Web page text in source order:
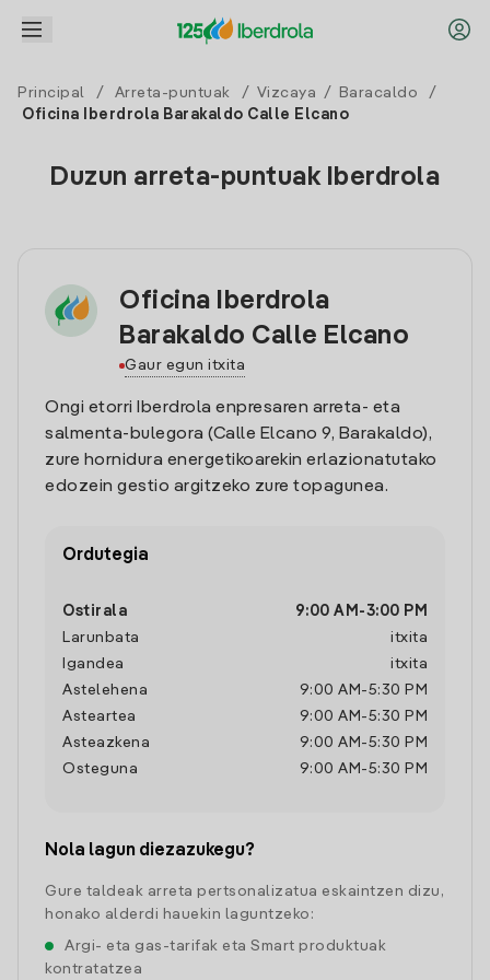
Principal / Arreta-puntuak / Vizcaya / Baracaldo
/
Oficina Iberdrola Barakaldo Calle Elcano
Duzun arreta-puntuak Iberdrola
Oficina Iberdrola
Barakaldo Calle Elcano
Gaur egun itxita
Ongi etorri Iberdrola enpresaren arreta- eta
salmenta-bulegora (Calle Elcano 9, Barakaldo),
zure hornidura energetikoarekin erlazionatutako
edozein gestio argitzeko zure topagunea.
Ordutegia
Ostirala 9:00 AM -3:00 PM
Larunbata
itxita
Igandea
itxita
Astelehena
9:00 AM -5:30 PM
Asteartea
9:00 AM -5:30 PM
Asteazkena
9:00 AM -5:30 PM
Osteguna
9:00 AM -5:30 PM
Nola lagun diezazukegu?
Gure taldeak arreta pertsonalizatua eskaintzen dizu,
honako alderdi hauekin laguntzeko:
Argi- eta gas-tarifak eta Smart produktuak
kontratatzea